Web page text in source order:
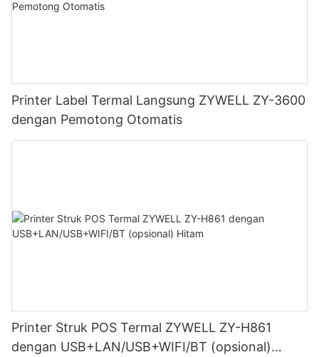
Printer Label Termal Langsung ZYWELL ZY-3600
dengan Pemotong Otomatis
Printer Struk POS Termal ZYWELL ZY-H861
dengan USB+LAN/USB+WIFI/BT (opsional)